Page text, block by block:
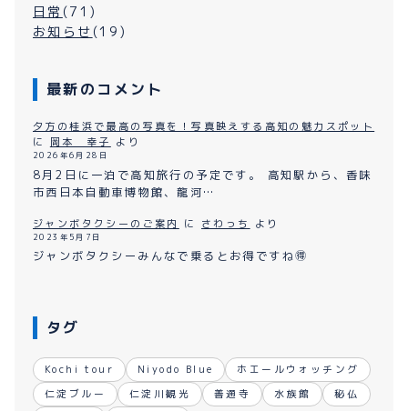
日常 (71)
お知らせ (19)
最新のコメント
夕方の桂浜で最高の写真を！写真映えする高知の魅力スポット
に 岡本 幸子 より
2026年6月28日
8月2日に一泊で高知旅行の予定です。 高知駅から、香味
市西日本自動車博物館、龍河…
ジャンボタクシーのご案内 に さわっち より
2023年5月7日
ジャンボタクシーみんなで乗るとお得ですね🉐
タグ
Kochi tour Niyodo Blue
ホエールウォッチング
仁淀ブルー
仁淀川観光 善通寺 水族館
秘仏